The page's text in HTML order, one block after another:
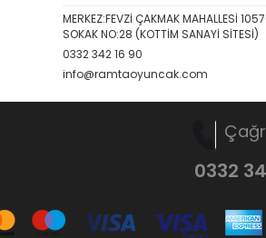
MERKEZ:FEVZİ ÇAKMAK MAHALLESİ
SOKAK NO:28 (KOTTİM SANAYİ SİTESİ)
0332 342 16 90
info@ramtaoyuncak.com
0332